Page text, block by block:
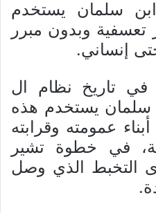
سلمان يستخدم
تعسفية وبدون مبرر
إنساني.
تاريخ نظام ال
يستخدم هذه
عمومته وقرابته
في خطوة تشير
التخبط الذي وصل